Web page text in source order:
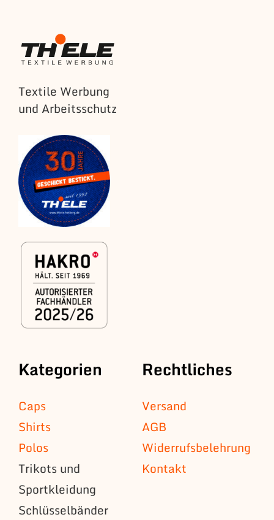
Textile Werbung
und Arbeitsschutz
Kategorien
Caps
Shirts
Polos
Trikots und
Sportkleidung
Schlüsselbänder
Rechtliches
Versand
AGB
Widerrufsbelehrung
Kontakt